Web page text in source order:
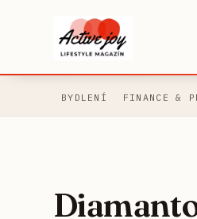
BYDLENÍ FINANCE &